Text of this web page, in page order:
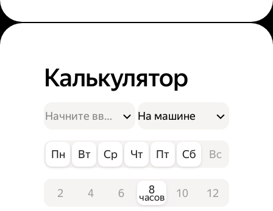
Калькулятор
На машине
Пн Вт Ср Чт Пт Сб Вс
2 4 6 8
часов 10 12